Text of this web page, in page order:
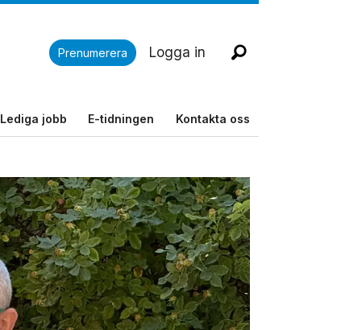
Prenumerera Logga in
Lediga jobb E-tidningen Kontakta oss